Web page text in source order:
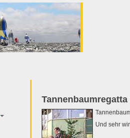
Tannenbaumregatta
Und sehr